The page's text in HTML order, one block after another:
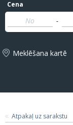
Cena
-
Meklēšana kartē
Atpakaļ uz sarakstu